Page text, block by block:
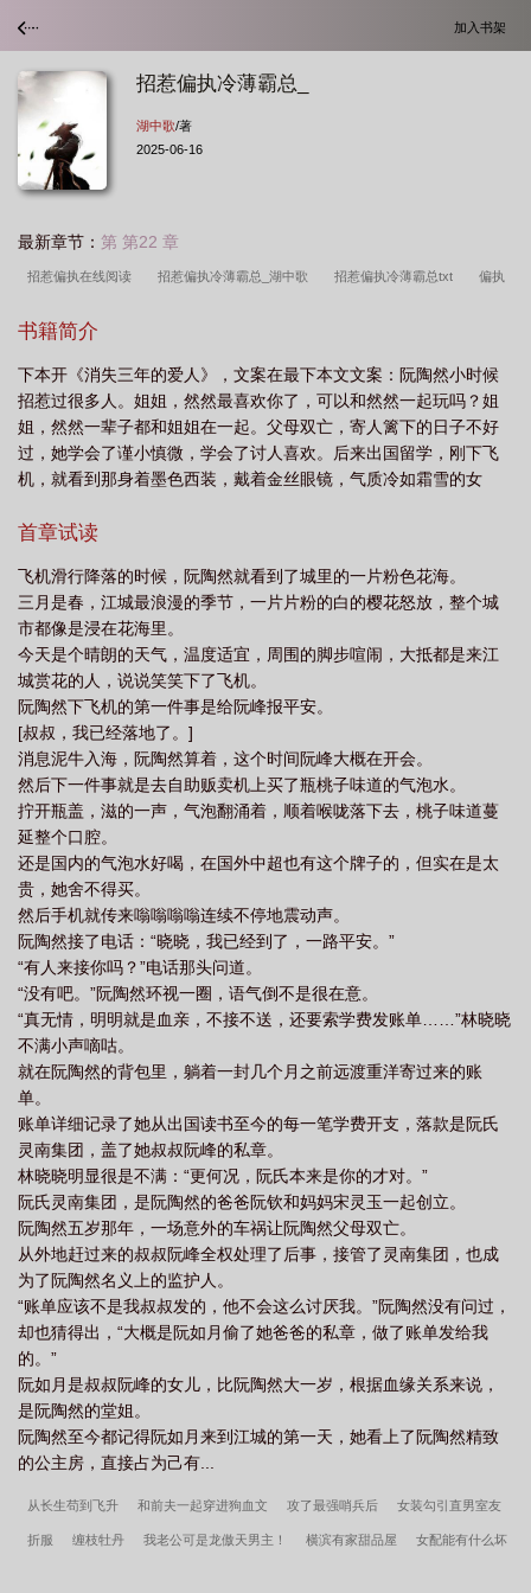
加入书架
招惹偏执冷薄霸总_
湖中歌/著
2025-06-16
最新章节： 第 第22 章
招惹偏执在线阅读 招惹偏执冷薄霸总_湖中歌 招惹偏执冷薄霸总txt 偏执
偏执全文阅读
糖 招惹偏执冷薄霸总gl 招惹偏执无弹窗无广告 招惹偏执冷薄霸总gl免
费 招惹偏执免费阅读 招惹偏执何处有红叶免费阅读 招惹霸总txt 招惹
偏执txt 招惹偏执简穗 招惹偏执有红叶 招惹冷漠总裁 招惹偏执冷薄霸
总湖中歌 招惹偏执冷薄霸总 湖中歌
书籍简介
下本开《消失三年的爱人》，文案在最下本文文案：阮陶然小时候
招惹过很多人。姐姐，然然最喜欢你了，可以和然然一起玩吗？姐
姐，然然一辈子都和姐姐在一起。父母双亡，寄人篱下的日子不好
过，她学会了谨小慎微，学会了讨人喜欢。后来出国留学，刚下飞
机，就看到那身着墨色西装，戴着金丝眼镜，气质冷如霜雪的女
位数的白金腕表，是个有钱有势的旧相识。阮陶然本能就笑得灿烂
寒凉一片，道：“你记得你这句话。”做个合格的金丝雀，做一朵善解
人意的解语花，阮陶然很有职业道德。不求名分，不吵不闹，只是
满心满眼都是金主，把金主哄得开心。阮陶然从未想过，有一天，
纪青云压抑着的声音划过耳畔——“阮陶然，不准喊别人姐姐。”“阮
陶然，在我身边留一辈子好不好？”“阮陶然，做我的未婚妻吧。”生
性淡漠的纪总动了情，阮陶然想着怎么解释的时候。往日里她招惹
的其他姐姐也出现了——然然，跟姐姐走吧，纪青云她不是良人然
然，姐姐会保护你一辈子，你小时候说过的喜欢我。阮陶然喉头滚
了滚，余光偷偷看了眼纪青云。丸辣，翻车了。谁都知道，纪总占
有欲爆棚，谁都没想过，那个小金丝雀，居然敢这么胆大。*金丝雀
养鱼翻车实录。*阳光灿烂小妹宝VS冷漠偏执占有欲霸总。————
《消失三年的爱人》：宋向晚和明瑾吵了一次架，言辞激烈。你明
总霸道蛮横，第一次见面就强取豪夺，强行让我做金丝雀。问过我
的意见吗？尊重过我的自由吗？她永远肆无忌惮地在明瑾面前发脾
气。反正无论如何吵闹，明总都会主动低头。但这次，她好像翻车
了。争吵过后，明瑾在她的世界里彻底消失了。和明瑾在一起的五
年时间里，明瑾给了她无数电视剧电影资源，让她成了内娱一线青
衣。在一起的时候，她觉得明瑾是她的束缚，是她不能言说的污
点。现在，她自由了，但——没有人在她撒泼耍赖的时候，静静看
着她，唇角微微扬起。没有人在她熬夜蹦迪的时候，穿过人群把她
拎回家。没有人在她生病闹脾气的时候，小声哄着她多吃一口饭。
明瑾消失了，足足三年，宋向晚觉得那些日子好像是一场梦。直
到，她偶然再次遇见明瑾。身着黑色衬衫的明瑾，五官清冷如画，
清浅的眸子扫过来，依旧是那般高高在上的威严贵气。她照旧是前
呼后拥着，走到哪儿都是人群的中心。一起如旧，除了……她坐着
的轮椅……宋向晚忍不住眸子微微一缩，这几年，到底发生了什
么？她迫不及待想知道，拦住了轮椅的去路。那双清浅的眸子抬起
来，淡淡看着她，像是看着陌生人：“宋小姐，麻烦让路。”擦肩而
过，明瑾扶在轮椅上的指尖微微收紧，目色却依旧是从容淡定的模
样。她想要的自由，她给了。她以后再也不会缠着她了。她知道，
她如今的模样，已经是配不上那个光彩照人的姑娘了。*高亮：明瑾
双腿残疾，后期不会好，介意勿入。*光彩照人的金丝雀VS身如朽木
的金主。*HE、HE、HE，重要的事情说三遍。
首章试读
飞机滑行降落的时候，阮陶然就看到了城里的一片粉色花海。
三月是春，江城最浪漫的季节，一片片粉的白的樱花怒放，整个城
市都像是浸在花海里。
今天是个晴朗的天气，温度适宜，周围的脚步喧闹，大抵都是来江
城赏花的人，说说笑笑下了飞机。
阮陶然下飞机的第一件事是给阮峰报平安。
[叔叔，我已经落地了。]
消息泥牛入海，阮陶然算着，这个时间阮峰大概在开会。
然后下一件事就是去自助贩卖机上买了瓶桃子味道的气泡水。
拧开瓶盖，滋的一声，气泡翻涌着，顺着喉咙落下去，桃子味道蔓
延整个口腔。
还是国内的气泡水好喝，在国外中超也有这个牌子的，但实在是太
贵，她舍不得买。
然后手机就传来嗡嗡嗡嗡连续不停地震动声。
阮陶然接了电话：“晓晓，我已经到了，一路平安。”
“有人来接你吗？”电话那头问道。
“没有吧。”阮陶然环视一圈，语气倒不是很在意。
“真无情，明明就是血亲，不接不送，还要索学费发账单……”林晓晓
不满小声嘀咕。
就在阮陶然的背包里，躺着一封几个月之前远渡重洋寄过来的账
单。
账单详细记录了她从出国读书至今的每一笔学费开支，落款是阮氏
灵南集团，盖了她叔叔阮峰的私章。
林晓晓明显很是不满：“更何况，阮氏本来是你的才对。”
阮氏灵南集团，是阮陶然的爸爸阮钦和妈妈宋灵玉一起创立。
阮陶然五岁那年，一场意外的车祸让阮陶然父母双亡。
从外地赶过来的叔叔阮峰全权处理了后事，接管了灵南集团，也成
为了阮陶然名义上的监护人。
“账单应该不是我叔叔发的，他不会这么讨厌我。”阮陶然没有问过，
却也猜得出，“大概是阮如月偷了她爸爸的私章，做了账单发给我
的。”
阮如月是叔叔阮峰的女儿，比阮陶然大一岁，根据血缘关系来说，
是阮陶然的堂姐。
阮陶然至今都记得阮如月来到江城的第一天，她看上了阮陶然精致
的公主房，直接占为己有...
从长生苟到飞升 和前夫一起穿进狗血文 攻了最强哨兵后 女装勾引直男室友
折服 缠枝牡丹 我老公可是龙傲天男主！ 横滨有家甜品屋 女配能有什么坏